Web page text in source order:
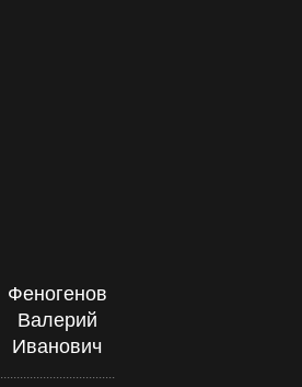
Феногенов
Валерий
Иванович
...................................